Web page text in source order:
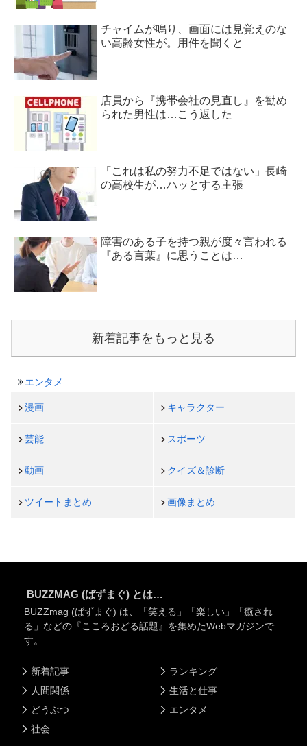
チャイムが鳴り、画面には見覚えのな
い高齢女性が。用件を聞くと
店員から『携帯会社の見直し』を勧め
られた男性は…こう返した
「これは私の努力不足ではない」長崎
の高校生が…ハッとする主張
障害のある子を持つ親が度々言われる
『ある言葉』に思うことは…
新着記事をもっと見る
エンタメ
漫画 キャラクター
芸能 スポーツ
動画 クイズ＆診断
ツイートまとめ 画像まとめ
BUZZMAG (ばずまぐ) とは…
BUZZmag (ばずまぐ) は、「笑える」「楽しい」「癒され
る」などの『こころおどる話題』を集めたWebマガジンで
す。
新着記事
人間関係
どうぶつ
社会
ランキング
生活と仕事
エンタメ